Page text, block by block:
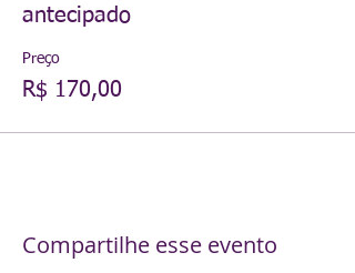
antecipado
Preço
R$ 170,00
Compartilhe esse evento